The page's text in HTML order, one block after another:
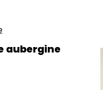
aubergine